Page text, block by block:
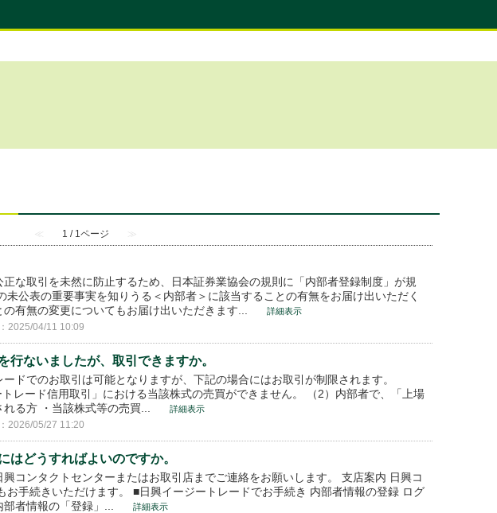
≪ 1 / 1ページ ≫
な取引を未然に防止するため、日本証券業協会の規則に「内部者登録制度」が規
公表の重要事実を知りうる＜内部者＞に該当することの有無をお届け出いただく
有無の変更についてもお届け出いただきます...
詳細表示
2025/04/11 10:09
行ないましたが、取引できますか。
ドでのお取引は可能となりますが、下記の場合にはお取引が制限されます。
レード信用取引」における当該株式の売買ができません。 （2）内部者で、「上場
る方 ・当該株式等の売買...
詳細表示
2026/05/27 11:20
はどうすればよいのですか。
コンタクトセンターまたはお取引店までご連絡をお願いします。 支店案内 日興コ
お手続きいただけます。 ■日興イージートレードでお手続き 内部者情報の登録 ログ
者情報の「登録」...
詳細表示